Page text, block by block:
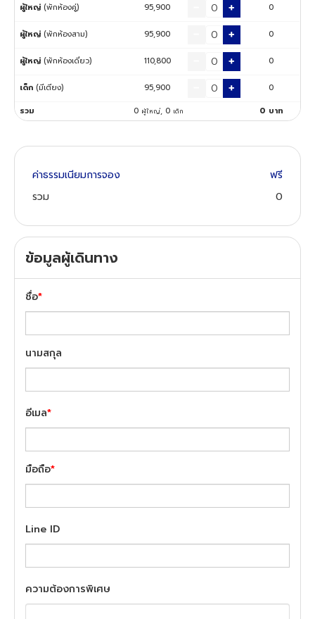
ผู้ใหญ่ (พักห้องคู่) 95,900 0
ผู้ใหญ่ (พักห้องสาม) 95,900 0
ผู้ใหญ่ (พักห้องเดี่ยว) 110,800 0
เด็ก (มีเตียง) 95,900
0
รวม
0 ผู้ใหญ่, 0 เด็ก 0 บาท
ค่าธรรมเนียมการจอง
ฟรี
รวม
0
ข้อมูลผู้เดินทาง
ชื่อ*
นามสกุล
อีเมล*
มือถือ*
Line ID
ความต้องการพิเศษ
ทัวร์ออสเตรเลีย